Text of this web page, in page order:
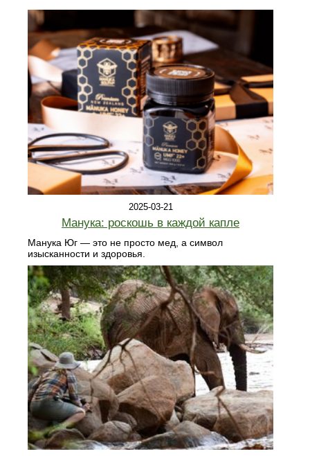
2025-03-21
Манука: роскошь в каждой капле
Манука Юг — это не просто мед, а символ
изысканности и здоровья.